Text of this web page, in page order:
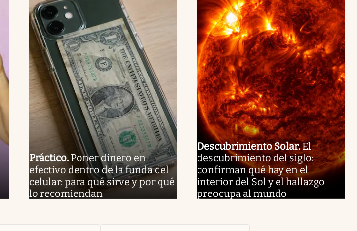
Práctico. Poner dinero en
efectivo dentro de la funda del
celular: para qué sirve y por qué
lo recomiendan
Descubrimiento Solar.El
descubrimiento del siglo:
confirman qué hay en el
interior del Sol y el hallazgo
preocupa al mundo